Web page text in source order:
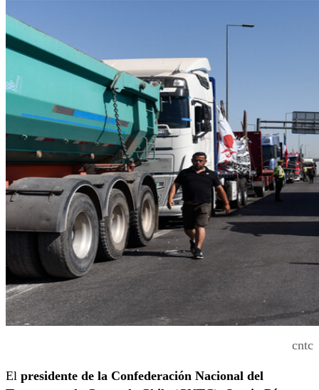
cntc
El presidente de la Confederación Nacional del